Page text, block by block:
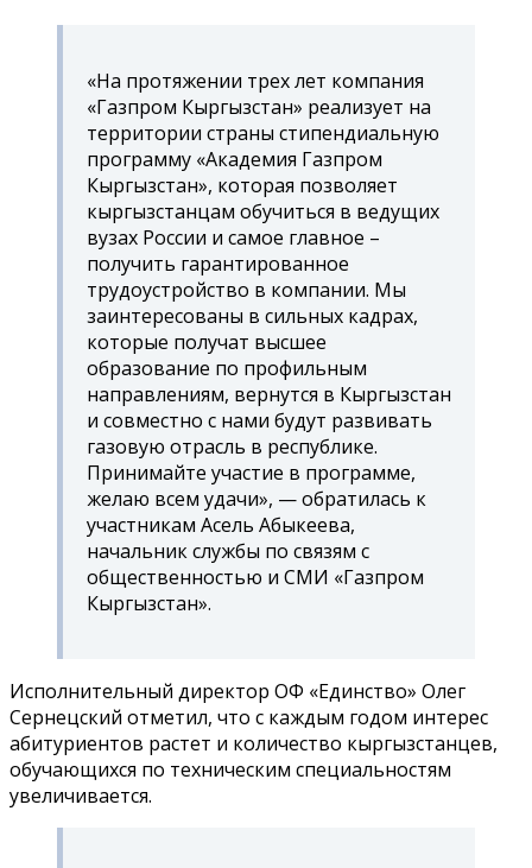
«На протяжении трех лет компания
«Газпром Кыргызстан» реализует на
территории страны стипендиальную
программу «Академия Газпром
Кыргызстан», которая позволяет
кыргызстанцам обучиться в ведущих
вузах России и самое главное –
получить гарантированное
трудоустройство в компании. Мы
заинтересованы в сильных кадрах,
которые получат высшее
образование по профильным
направлениям, вернутся в Кыргызстан
и совместно с нами будут развивать
газовую отрасль в республике.
Принимайте участие в программе,
желаю всем удачи», —обратилась к
участникам Асель Абыкеева,
начальник службы по связям с
общественностью и СМИ «Газпром
Кыргызстан».
Исполнительный директор ОФ «Единство» Олег
Сернецский отметил, что с каждым годом интерес
абитуриентов растет и количество кыргызстанцев,
обучающихся по техническим специальностям
увеличивается.